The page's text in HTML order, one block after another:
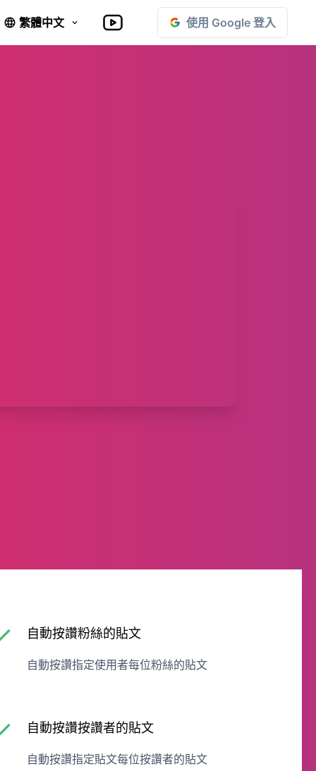
繁體中文 使用 Google 登入
自動按讚粉絲的貼文
自動按讚指定使用者每位粉絲的貼文
自動按讚按讚者的貼文
自動按讚指定貼文每位按讚者的貼文